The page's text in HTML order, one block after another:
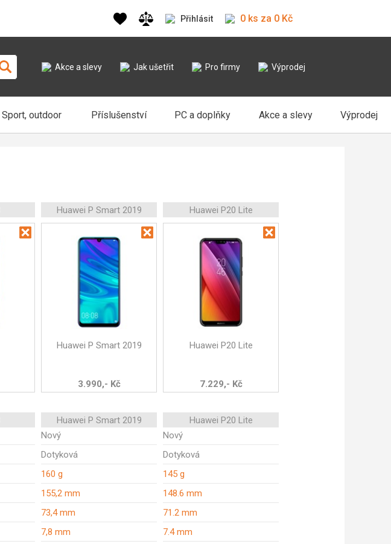
Přihlásit 0 ks za 0 Kč
Akce a slevy Jak ušetřit Pro firmy Výprodej
Sport, outdoor Příslušenství PC a doplňky Akce a slevy Výprodej
Huawei P Smart 2019 Huawei P20 Lite
Huawei P Smart 2019
3.990,- Kč
Huawei P20 Lite
7.229,- Kč
Huawei P Smart 2019
Huawei P20 Lite
Nový
Nový
Dotyková
Dotyková
160 g
145 g
155,2 mm
148.6 mm
73,4 mm
71.2 mm
7,8 mm
7.4 mm